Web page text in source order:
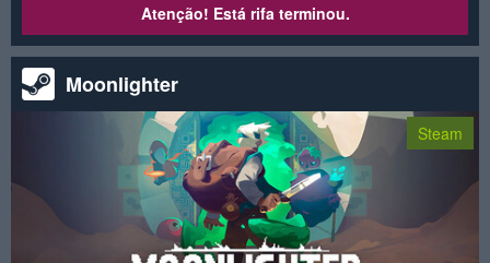
Atenção! Está rifa terminou.
Moonlighter
Steam